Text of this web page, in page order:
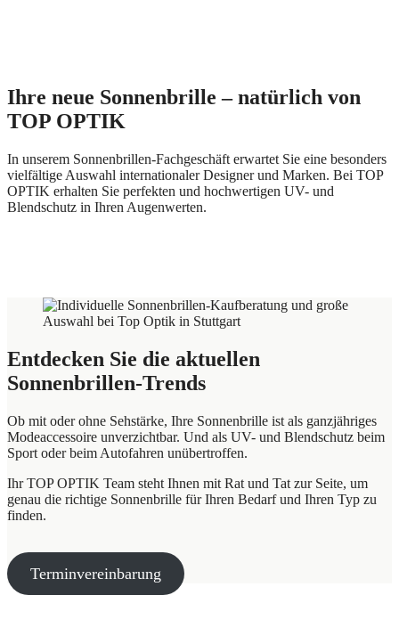
Ihre neue Sonnenbrille – natürlich von
TOP OPTIK
In unserem Sonnenbrillen-Fachgeschäft erwartet Sie eine besonders
vielfältige Auswahl internationaler Designer und Marken. Bei TOP
OPTIK erhalten Sie perfekten und hochwertigen UV- und
Blendschutz in Ihren Augenwerten.
Entdecken Sie die aktuellen
Sonnenbrillen-Trends
Ob mit oder ohne Sehstärke, Ihre Sonnenbrille ist als ganzjähriges
Modeaccessoire unverzichtbar. Und als UV- und Blendschutz beim
Sport oder beim Autofahren unübertroffen.
Ihr TOP OPTIK Team steht Ihnen mit Rat und Tat zur Seite, um
genau die richtige Sonnenbrille für Ihren Bedarf und Ihren Typ zu
finden.
Terminvereinbarung